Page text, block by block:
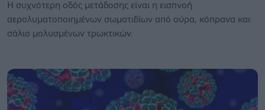
Η συχνότερη οδός μετάδοσης είναι η εισπνοή
αερολυματοποιημένων σωματιδίων από ούρα, κόπρανα και
σάλιο μολυσμένων τρωκτικών.